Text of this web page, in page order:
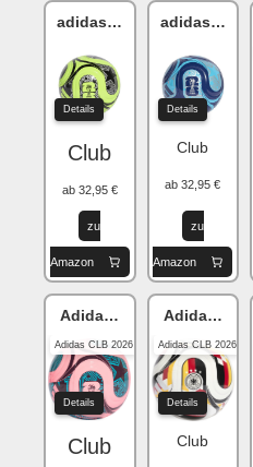
adidas Trionda
Details
Club
ab 32,95 €
zu
Amazon
adidas
Details
Club
ab 32,95 €
zu
Amazon
Adidas Trionda
Adidas CLB 2026
Details
Club
Adidas
Adidas CLB 2026
Details
Club